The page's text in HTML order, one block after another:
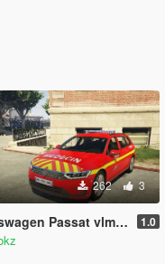
262 3
Passat vlm ( bspp ) 1.0